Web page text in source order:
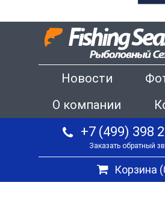
Новости
О компании
+7 (499) 398
Заказать обратный
Корзина (